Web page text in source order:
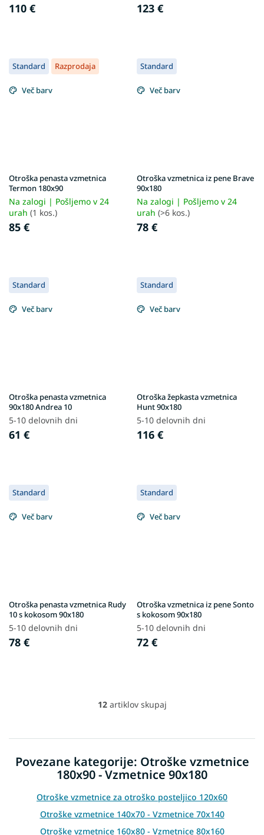
110 € 123 €
Standard Razprodaja
Več barv
Otroška penasta vzmetnica
Termon 180x90
Na zalogi | Pošljemo v 24
urah (1 kos.)
85 €
Standard
Več barv
Otroška vzmetnica iz pene Brave
90x180
Na zalogi | Pošljemo v 24
urah (>6 kos.)
78 €
Standard
Več barv
Otroška penasta vzmetnica
90x180 Andrea 10
5-10 delovnih dni
61 €
Standard
Več barv
Otroška žepkasta vzmetnica
Hunt 90x180
5-10 delovnih dni
116 €
Standard
Več barv
Otroška penasta vzmetnica Rudy
10 s kokosom 90x180
5-10 delovnih dni
78 €
Standard
Več barv
Otroška vzmetnica iz pene Sonto
s kokosom 90x180
5-10 delovnih dni
72 €
L
t
n
g
o
n
t
r
12artiklov skupaj
Povezane kategorije: Otroške vzmetnice
180x90 - Vzmetnice 90x180
Otroške vzmetnice za otroško posteljico 120x60
Otroške vzmetnice 140x70 - Vzmetnice 70x140
Otroške vzmetnice 160x80 - Vzmetnice 80x160